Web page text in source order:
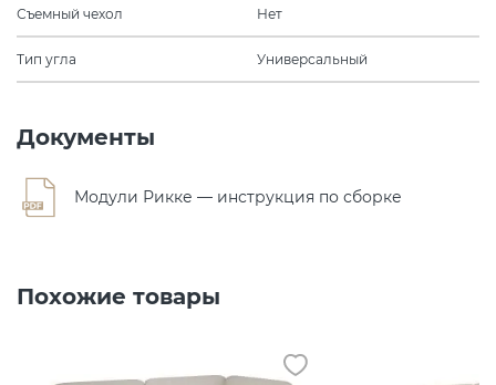
Съемный чехол Нет
Тип угла Универсальный
Документы
Модули Рикке — инструкция по сборке
Похожие товары